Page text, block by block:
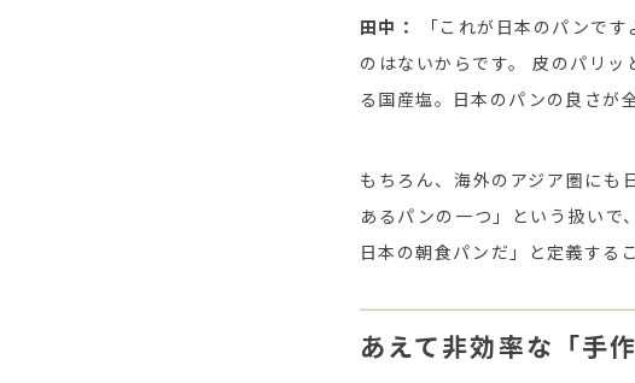
田中：
「これが日本のパンで
のはないからです。 皮のパリ
る国産塩。日本のパンの良さが
もちろん、海外のアジア圏にも
あるパンの一つ」という扱いで
日本の朝食パンだ」と定義する
あえて非効率な「手